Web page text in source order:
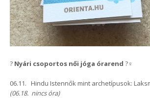
? Nyári csoportos női jóga órarend ?‍♀️
06.11. Hindu Istennők mint archetípusok:
(06.18. nincs óra)